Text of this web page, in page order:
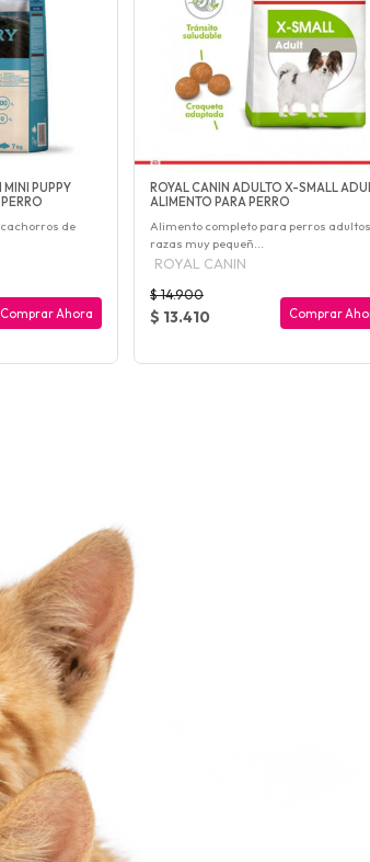
PUPPY
de
Comprar Ahora
ROYAL CANIN ADULTO X-SMALL
ALIMENTO PARA PERRO
Alimento completo para perros
razas muy pequeñ...
ROYAL CANIN
$ 14.900
$ 13.410 Comprar